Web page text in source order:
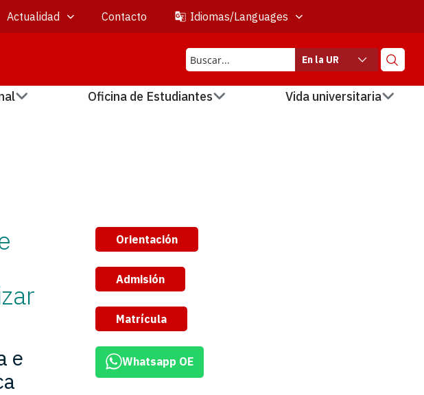
Actualidad Contacto Idiomas/Languages
En la UR
Oficina de Estudiantes Vida universitaria
e
Orientación
Admisión
Matrícula
Whatsapp OE